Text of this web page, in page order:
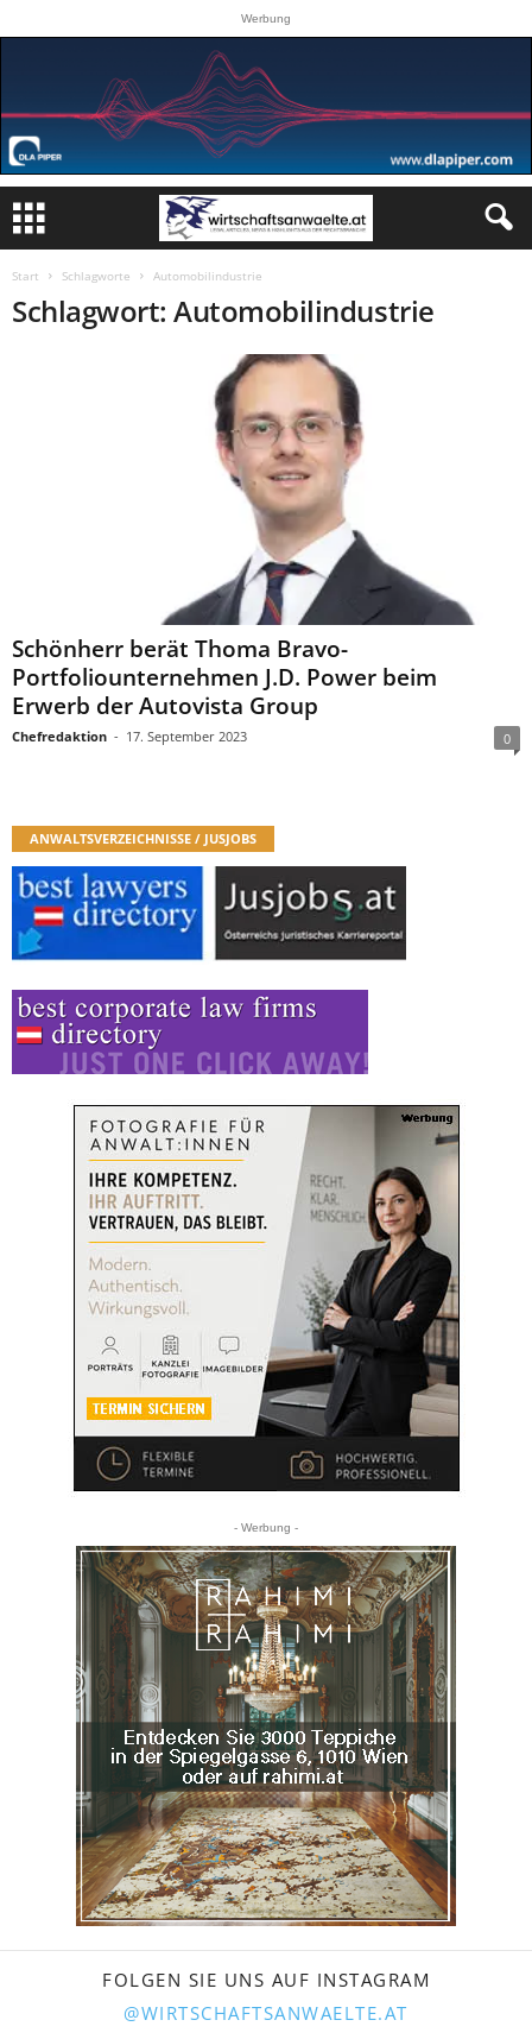
Werbung
Start Schlagworte Automobilindustrie
Schlagwort: Automobilindustrie
Schönherr berät Thoma Bravo-
Portfoliounternehmen J.D. Power beim
Erwerb der Autovista Group
Chefredaktion - 17. September 2023 0
ANWALTSVERZEICHNISSE / JUSJOBS
- Werbung -
FOLGEN SIE UNS AUF INSTAGRAM
@WIRTSCHAFTSANWAELTE.AT